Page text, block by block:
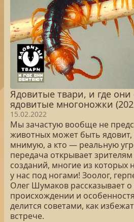
Ядовитые твари, и где
ядовитые многоножки
15.02.2022
Мы зачастую вообще не
животных может быть ядовит,
мнимую, а кто — реальную
передача открывает
созданий, многие из которых
у нас под ногами! Зоолог,
Олег Шумаков рассказывает о
происхождении и
делится советами, как
встрече.